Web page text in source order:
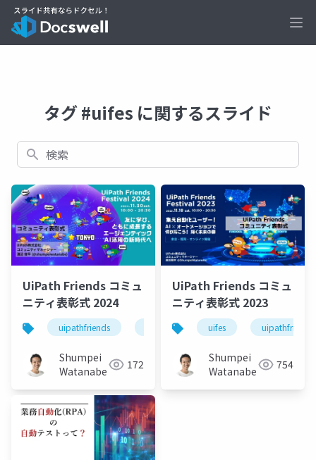
タグ #uifes に関するスライド
検索
UiPath Friends コミュ
ニティ表彰式 2024
uipathfriends uifes
Shumpei
Watanabe
172
UiPath Friends コミュ
ニティ表彰式 2023
uifes uipathfriends
Shumpei
Watanabe
754